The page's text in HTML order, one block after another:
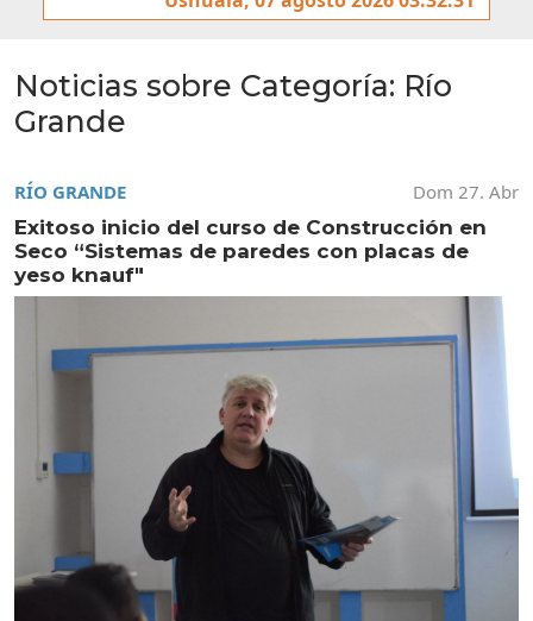
Noticias sobre Categoría: Río
Grande
RÍO GRANDE
Dom 27. Abr
Exitoso inicio del curso de Construcción en
Seco “Sistemas de paredes con placas de
yeso knauf"